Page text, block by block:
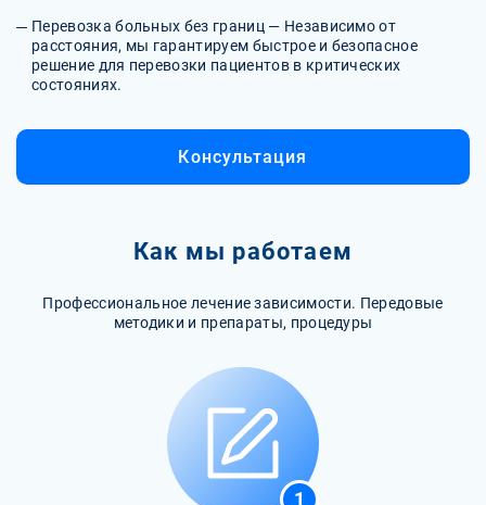
Перевозка больных без границ — Независимо от
расстояния, мы гарантируем быстрое и безопасное
решение для перевозки пациентов в критических
состояниях.
Консультация
Как мы работаем
Профессиональное лечение зависимости. Передовые
методики и препараты, процедуры
1